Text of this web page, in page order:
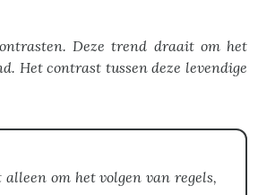
Deze trend draait om het
Het contrast tussen deze levendige
om het volgen van regels,